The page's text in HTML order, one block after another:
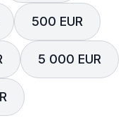
500 EUR
5 000 EUR